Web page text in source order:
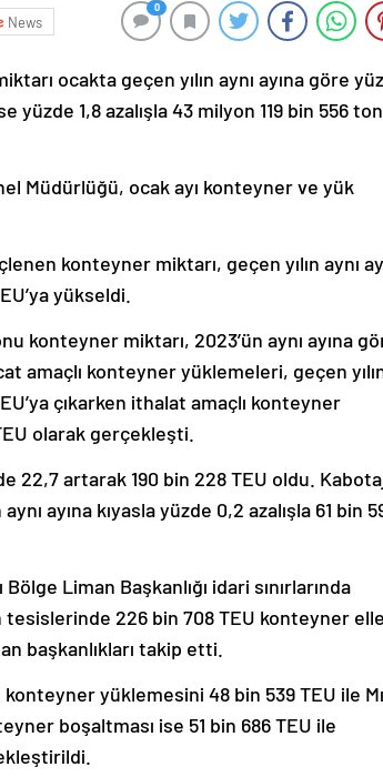
News
0
ocakta geçen yılın aynı ayına göre
yüzde 1,8 azalışla 43 milyon 119 bin 556
Müdürlüğü, ocak ayı konteyner ve yük
konteyner miktarı, geçen yılın aynı
yükseldi.
konteyner miktarı, 2023’ün aynı ayına
amaçlı konteyner yüklemeleri, geçen
çıkarken ithalat amaçlı konteyner
olarak gerçekleşti.
22,7 artarak 190 bin 228 TEU oldu.
ayına kıyasla yüzde 0,2 azalışla 61 bin
Liman Başkanlığı idari sınırlarında
226 bin 708 TEU konteyner
başkanlıkları takip etti.
yüklemesini 48 bin 539 TEU ile
boşaltması ise 51 bin 686 TEU ile